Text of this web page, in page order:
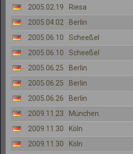
2005.02.19
Riesa
2005.04.02
Berlin
2005.06.10
Scheeßel
2005.06.10
Scheeßel
2005.06.25
Berlin
2005.06.25
Berlin
2005.06.26
Berlin
2009.11.23
München
2009.11.30
Köln
2009.11.30
Köln